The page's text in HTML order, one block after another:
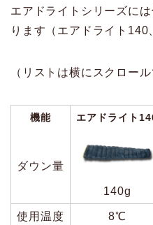
エアドライトシリーズに
ります（エアドライト140
（リストは横にスクロール
機能 エアドライト
ダウン量
140g
使用温度 8℃